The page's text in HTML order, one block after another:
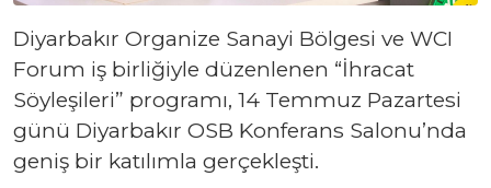
Diyarbakır Organize Sanayi Bölgesi ve WCI
Forum iş birliğiyle düzenlenen “İhracat
Söyleşileri” programı, 14 Temmuz Pazartesi
günü Diyarbakır OSB Konferans Salonu’nda
geniş bir katılımla gerçekleşti.